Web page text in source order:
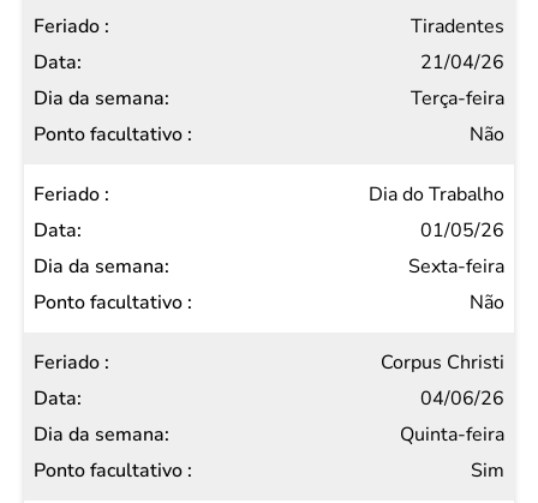
Tiradentes
21/04/26
Terça-feira
Não
Dia do Trabalho
01/05/26
Sexta-feira
Não
Corpus Christi
04/06/26
Quinta-feira
Sim